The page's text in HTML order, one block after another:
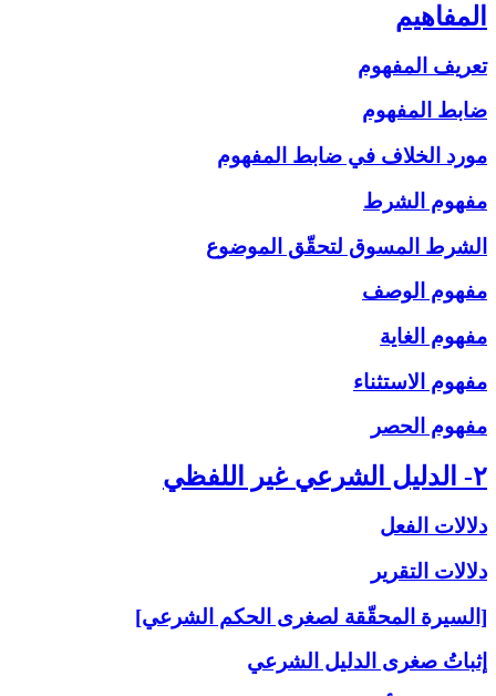
المفاهيم‏
تعريف المفهوم
ضابط المفهوم
مورد الخلاف في ضابط المفهوم
مفهوم الشرط
الشرط المسوق لتحقّق الموضوع
مفهوم الوصف
مفهوم الغاية
مفهوم الاستثناء
مفهوم الحصر
۲- الدليل الشرعي غير اللفظي
دلالات الفعل
دلالات التقرير
[السيرة المحقّقة لصغرى الحكم الشرعي]
إثباتُ‏ صغرى‏ الدليل الشرعي‏